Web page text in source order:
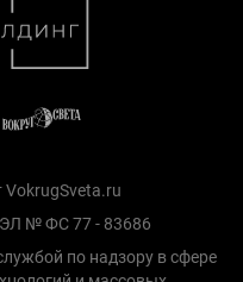
VokrugSveta.ru
№ ФС 77 - 83686
по надзору в сфере